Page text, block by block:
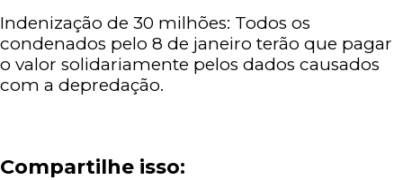
Indenização de 30 milhões: Todos os
condenados pelo 8 de janeiro terão que pagar
o valor solidariamente pelos dados causados
com a depredação.
Compartilhe isso: